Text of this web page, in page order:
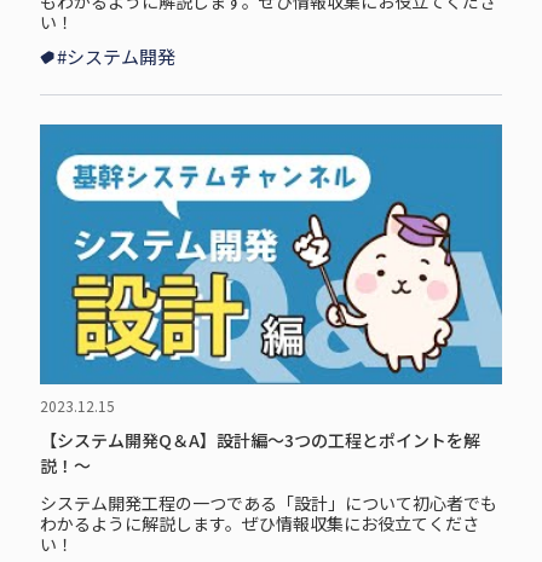
い！
#システム開発
2023.12.15
【システム開発Q＆A】設計編～3つの工程とポイントを解
説！～
システム開発工程の一つである「設計」について初心者でも
わかるように解説します。ぜひ情報収集にお役立てくださ
い！